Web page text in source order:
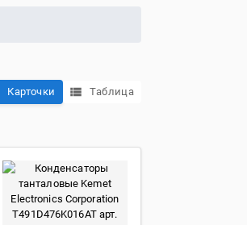
Карточки Таблица